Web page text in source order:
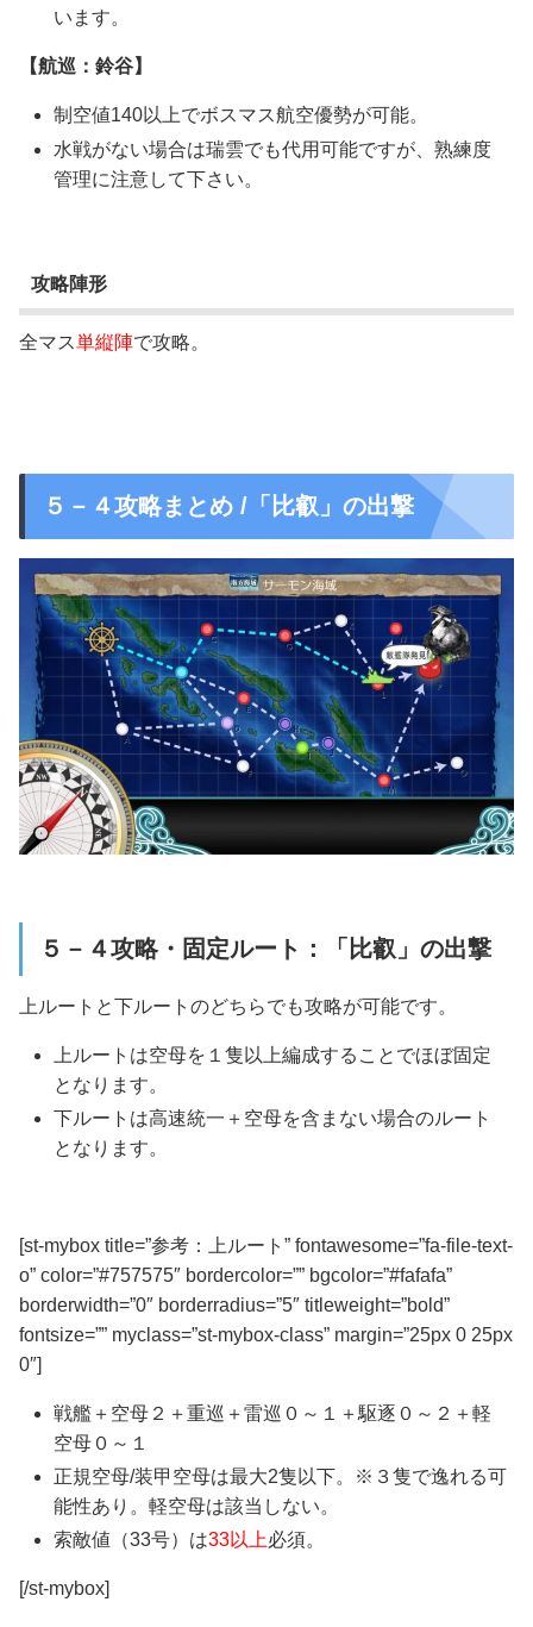
います。
【航巡：鈴谷】
制空値140以上でボスマス航空優勢が可能。
水戦がない場合は瑞雲でも代用可能ですが、熟練度
管理に注意して下さい。
攻略陣形
全マス単縦陣で攻略。
５－４攻略まとめ /「比叡」の出撃
５－４攻略・固定ルート：「比叡」の出撃
上ルートと下ルートのどちらでも攻略が可能です。
上ルートは空母を１隻以上編成することでほぼ固定
となります。
下ルートは高速統一＋空母を含まない場合のルート
となります。
[st-mybox title=”参考：上ルート” fontawesome=”fa-file-text-
o” color=”#757575″ bordercolor=”” bgcolor=”#fafafa”
borderwidth=”0″ borderradius=”5″ titleweight=”bold”
fontsize=”” myclass=”st-mybox-class” margin=”25px 0 25px
0″]
戦艦＋空母２＋重巡＋雷巡０～１＋駆逐０～２＋軽
空母０～１
正規空母/装甲空母は最大2隻以下。※３隻で逸れる可
能性あり。軽空母は該当しない。
索敵値（33号）は33以上必須。
[/st-mybox]